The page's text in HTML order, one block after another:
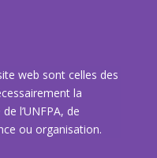
web sont celles des
la
l’UNFPA, de
ou organisation.